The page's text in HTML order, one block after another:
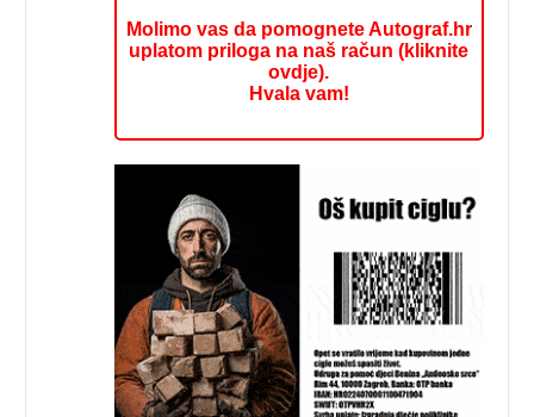
Molimo vas da pomognete Autograf.hr
uplatom priloga na naš račun (kliknite
ovdje).
Hvala vam!